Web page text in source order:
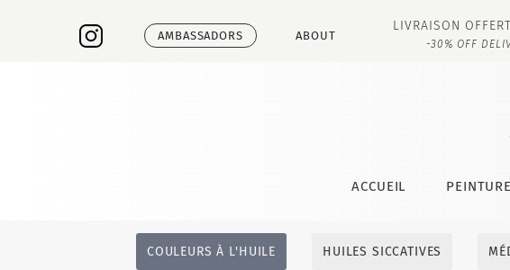
ABOUT
AMBASSADORS
LIVRAISON
-30% OFF
ACCUEIL
COULEURS À L'HUILE HUILES SICCATIVES